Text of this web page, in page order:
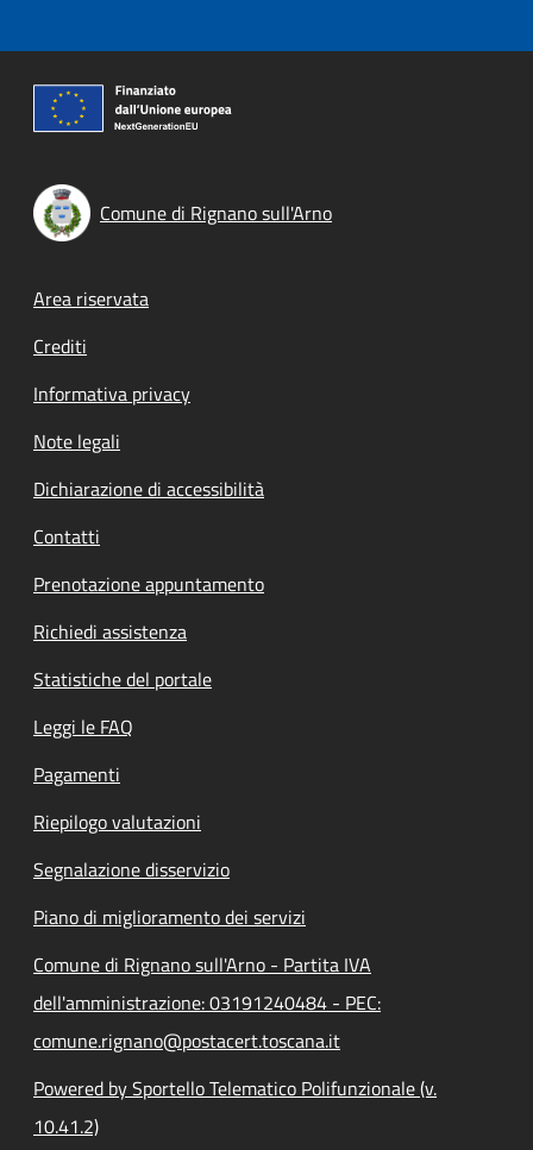
Comune di Rignano sull'Arno
Footer menu
Area riservata
Crediti
Informativa privacy
Note legali
Dichiarazione di accessibilità
Contatti
Prenotazione appuntamento
Richiedi assistenza
Statistiche del portale
Leggi le FAQ
Pagamenti
Riepilogo valutazioni
Segnalazione disservizio
Piano di miglioramento dei servizi
Comune di Rignano sull'Arno - Partita IVA
dell'amministrazione: 03191240484 - PEC:
comune.rignano@postacert.toscana.it
Powered by Sportello Telematico Polifunzionale (v.
10.41.2)